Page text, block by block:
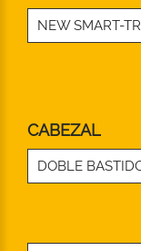
NEW SMART-
CABEZAL
DOBLE